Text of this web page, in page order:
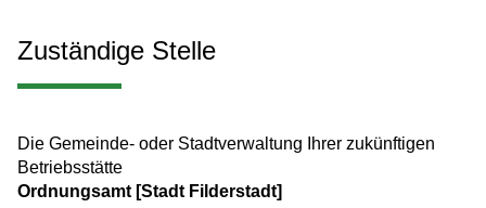
Zuständige Stelle
Die Gemeinde- oder Stadtverwaltung Ihrer zukünftigen
Betriebsstätte
Ordnungsamt [Stadt Filderstadt]